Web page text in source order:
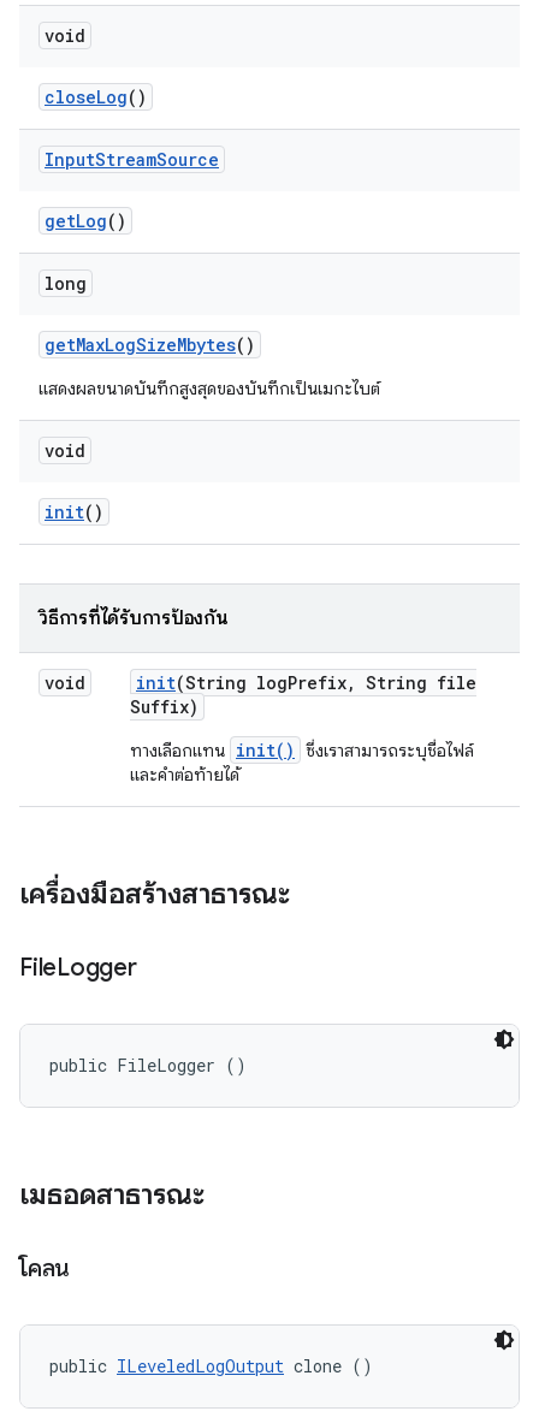
void
closeLog()
InputStreamSource
getLog()
long
getMaxLogSizeMbytes()
แสดงผลขนาดบันทึกสูงสุดของบันทึกเป็นเมกะไบต์
void
init()
วิธีการที่ได้รับการป้องกัน
void init(String logPrefix, String file
Suffix)
ทางเลือกแทน init()
ซึ่งเราสามารถระบุชื่อไฟล์
และคำต่อท้ายได้
เครื่องมือสร้างสาธารณะ
FileLogger
public FileLogger ()
เมธอดสาธารณะ
โคลน
public ILeveledLogOutput clone ()